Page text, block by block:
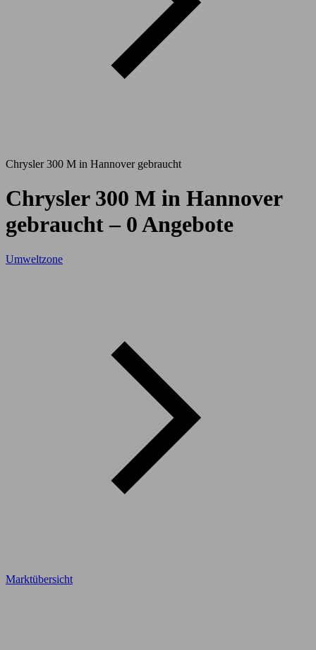
Chrysler 300 M in Hannover gebraucht
Chrysler 300 M in Hannover
gebraucht – 0 Angebote
Umweltzone
Marktübersicht